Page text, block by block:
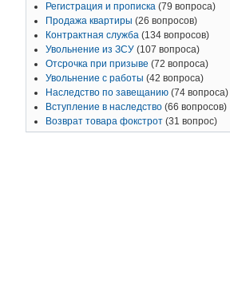
Регистрация и прописка (79 вопроса)
Продажа квартиры (26 вопросов)
Контрактная служба (134 вопросов)
Увольнение из ЗСУ (107 вопроса)
Отсрочка при призыве (72 вопроса)
Увольнение с работы (42 вопроса)
Наследство по завещанию (74 вопроса)
Вступление в наследство (66 вопросов)
Возврат товара фокстрот (31 вопрос)